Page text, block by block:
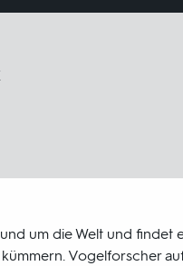
um die Welt und
Vogelforscher